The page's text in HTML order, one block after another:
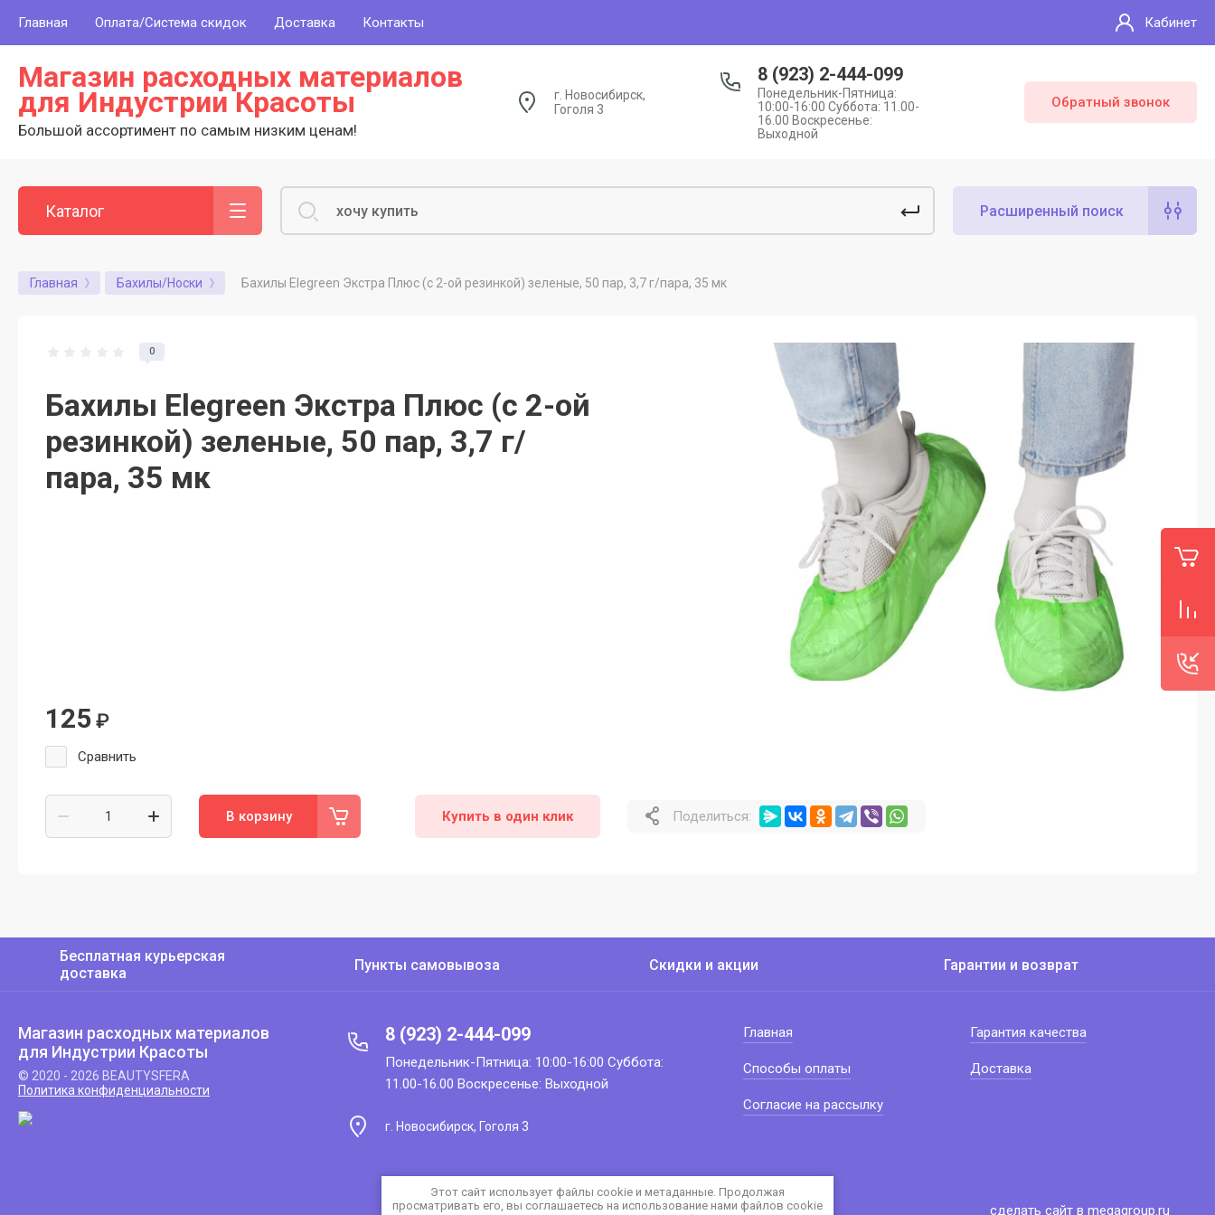
Главная Оплата/Система скидок Доставка Контакты Кабинет
Магазин расходных материалов
для Индустрии Красоты
Большой ассортимент по самым низким ценам!
г. Новосибирск,
Гоголя 3
8 (923) 2-444-099
Понедельник-Пятница:
10:00-16:00 Суббота: 11.00-
16.00 Воскресенье:
Выходной
Обратный звонок
Каталог Расширенный поиск
Главная Бахилы/Носки Бахилы Elegreen Экстра Плюс (с 2-ой резинкой) зеленые, 50 пар, 3,7 г/пара, 35 мк
0
Бахилы Elegreen Экстра Плюс (с 2-ой
резинкой) зеленые, 50 пар, 3,7 г/
пара, 35 мк
125 ₽
Сравнить
В корзину Купить в один клик Поделиться:
Бесплатная курьерская
доставка
Пункты самовывоза Скидки и акции Гарантии и возврат
Магазин расходных материалов
для Индустрии Красоты
© 2020 - 2026 BEAUTYSFERA
Политика конфиденциальности
8 (923) 2-444-099
Понедельник-Пятница: 10:00-16:00 Суббота:
11.00-16.00 Воскресенье: Выходной
г. Новосибирск, Гоголя 3
Главная Гарантия качества
Способы оплаты Доставка
Согласие на рассылку
сделать сайт в megagroup.ru
Этот сайт использует файлы cookie и метаданные. Продолжая
просматривать его, вы соглашаетесь на использование нами файлов cookie